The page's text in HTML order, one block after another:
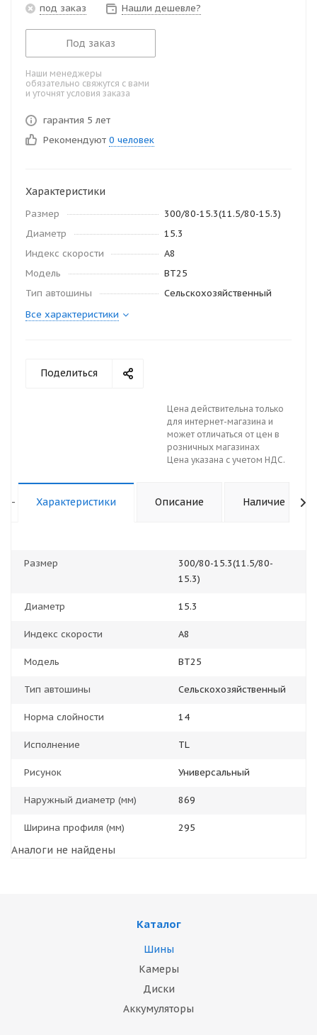
под заказ Нашли дешевле?
Под заказ
Наши менеджеры
обязательно свяжутся с вами
и уточнят условия заказа
гарантия 5 лет
Рекомендуют 0 человек
Характеристики
Размер
300/80-15.3(11.5/80-15.3)
Диаметр
15.3
Индекс скорости
A8
Модель
BT25
Тип автошины
Сельскохозяйственный
Все характеристики
Поделиться
Цена действительна только
для интернет-магазина и
может отличаться от цен в
розничных магазинах
Цена указана с учетом НДС.
- Характеристики Описание Наличие
Размер
300/80-15.3(11.5/80-
15.3)
Диаметр 15.3
Индекс скорости A8
Модель BT25
Тип автошины Сельскохозяйственный
Норма слойности 14
Исполнение TL
Рисунок Универсальный
Наружный диаметр (мм) 869
Ширина профиля (мм) 295
Аналоги не найдены
Каталог
Шины
Камеры
Диски
Аккумуляторы